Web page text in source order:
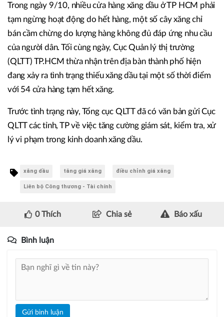
Trong ngày 9/10, nhiều cửa hàng xăng dầu ở TP HCM phải
tạm ngừng hoạt động do hết hàng, một số cây xăng chỉ
bán cầm chừng do lượng hàng không đủ đáp ứng nhu cầu
của người dân. Tối cùng ngày, Cục Quản lý thị trường
(QLTT) TP.HCM thừa nhận trên địa bàn thành phố hiện
đang xảy ra tình trạng thiếu xăng dầu tại một số thời điểm
với 54 cửa hàng tạm hết xăng.
Trước tình trạng này, Tổng cục QLTT đã có văn bản gửi Cục
QLTT các tỉnh, TP về việc tăng cường giám sát, kiểm tra, xử
lý vi phạm trong kinh doanh xăng dầu.
xăng dầu tăng giá xăng điều chỉnh giá xăng
Liên bộ Công thương - Tài chính
0Thích Chia sẻ Báo xấu
Bình luận
Gửi bình luận